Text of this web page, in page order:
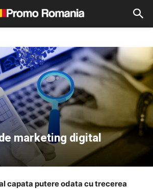
marketing digital
capata putere odata cu trecerea